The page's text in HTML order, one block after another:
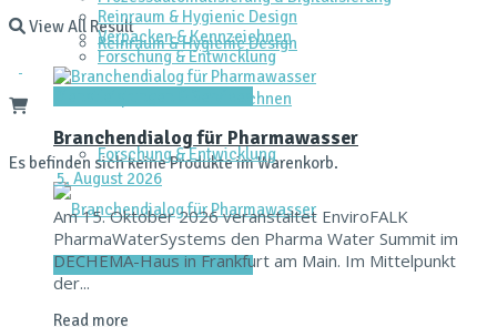
View All Result
Es befinden sich keine Produkte im Warenkorb.
Reinraum & Hygienic Design
Verpacken & Kennzeichnen
Forschung & Entwicklung
Dienstleistungen & Services
Reinraum & Hygienic Design
Verpacken & Kennzeichnen
Forschung & Entwicklung
Branchendialog für Pharmawasser
5. August 2026
Am 15. Oktober 2026 veranstaltet EnviroFALK
PharmaWaterSystems den Pharma Water Summit im
DECHEMA-Haus in Frankfurt am Main. Im Mittelpunkt
der...
Read more